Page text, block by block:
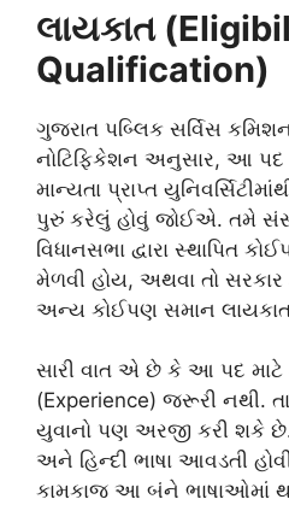
લાયકાત
Qualification)
ગુજરાત પબ્લિક સર્વિસ
નોટિફિકેશન અનુસાર, આ પદ
માન્યતા પ્રાપ્ત
પુરું કરેલું હોવું જોઈએ. તમે
વિધાનસભા દ્વારા સ્થાપિત
મેળવી હોય, અથવા તો સરકાર
અન્ય કોઈપણ સમાન લાયકાત
સારી વાત એ છે કે આ પદ
(Experience) જરૂરી નથી.
યુવાનો પણ અરજી કરી શકે
અને હિન્દી ભાષા આવડતી
કામકાજ આ બંને ભાષાઓમાં